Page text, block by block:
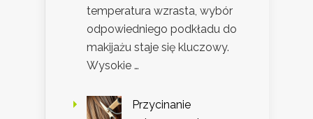
temperatura wzrasta, wybór
odpowiedniego podkładu do
makijażu staje się kluczowy.
Wysokie …
Przycinanie